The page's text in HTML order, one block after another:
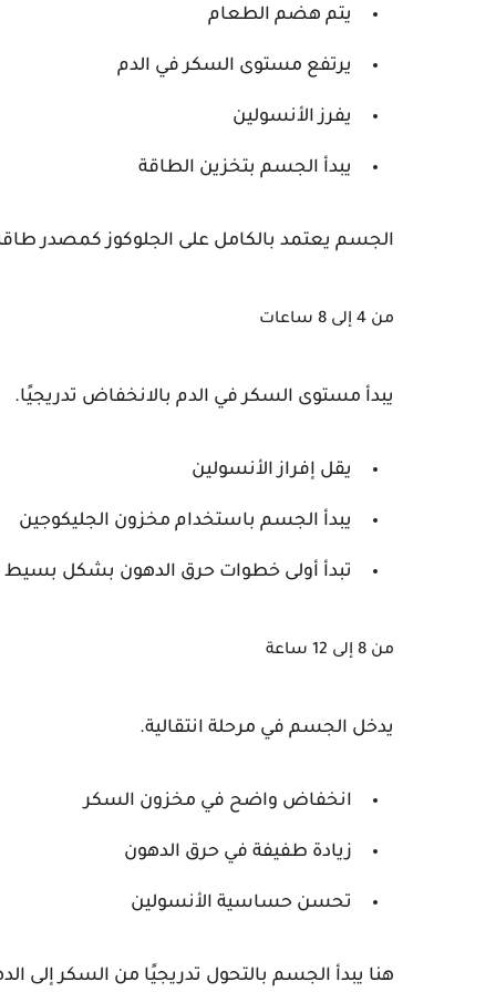
يتم هضم الطعام
يرتفع مستوى السكر في الدم
يفرز الأنسولين
يبدأ الجسم بتخزين الطاقة
الجسم يعتمد بالكامل على الجلوكوز كمصدر
من 4 إلى 8 ساعات
يبدأ مستوى السكر في الدم بالانخفاض تدريجيًا.
يقل إفراز الأنسولين
يبدأ الجسم باستخدام مخزون الجليكوجين
تبدأ أولى خطوات حرق الدهون بشكل بسيط
من 8 إلى 12 ساعة
يدخل الجسم في مرحلة انتقالية.
انخفاض واضح في مخزون السكر
زيادة طفيفة في حرق الدهون
تحسن حساسية الأنسولين
هنا يبدأ الجسم بالتحول تدريجيًا من السكر إلى